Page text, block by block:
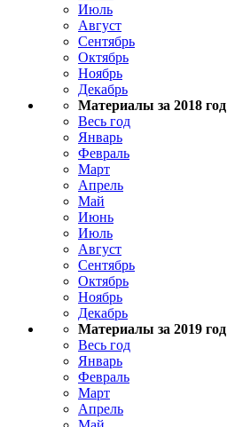
Июль
Август
Сентябрь
Октябрь
Ноябрь
Декабрь
Материалы за 2018 год
Весь год
Январь
Февраль
Март
Апрель
Май
Июнь
Июль
Август
Сентябрь
Октябрь
Ноябрь
Декабрь
Материалы за 2019 год
Весь год
Январь
Февраль
Март
Апрель